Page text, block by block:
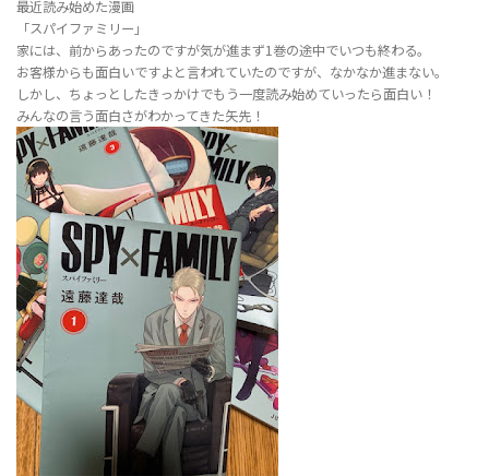
最近読み始めた漫画
「スパイファミリー」
家には、前からあったのですが気が進まず1巻の途中でいつも終わる。
お客様からも面白いですよと言われていたのですが、なかなか進まない。
しかし、ちょっとしたきっかけでもう一度読み始めていったら面白い！
みんなの言う面白さがわかってきた矢先！